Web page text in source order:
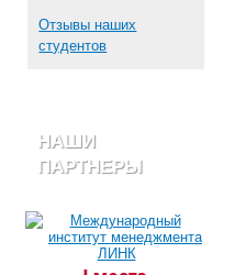
Отзывы наших
студентов
НАШИ
ПАРТНЕРЫ